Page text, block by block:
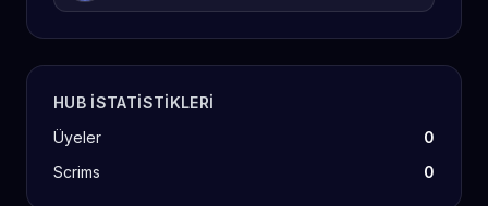
HUB ISTATISTIKLERI
Üyeler
0
Scrims
0